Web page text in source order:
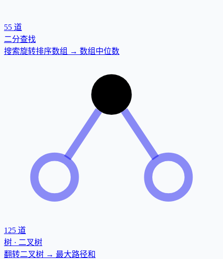
55 道
二分查找
搜索旋转排序数组 → 数组中位数
125 道
树 · 二叉树
翻转二叉树 → 最大路径和